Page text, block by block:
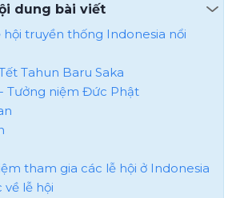
dung bài viết
hội truyền thống Indonesia nổi
Tahun Baru Saka
- Tưởng niệm Đức Phật
tham gia các lễ hội ở Indonesia
về lễ hội